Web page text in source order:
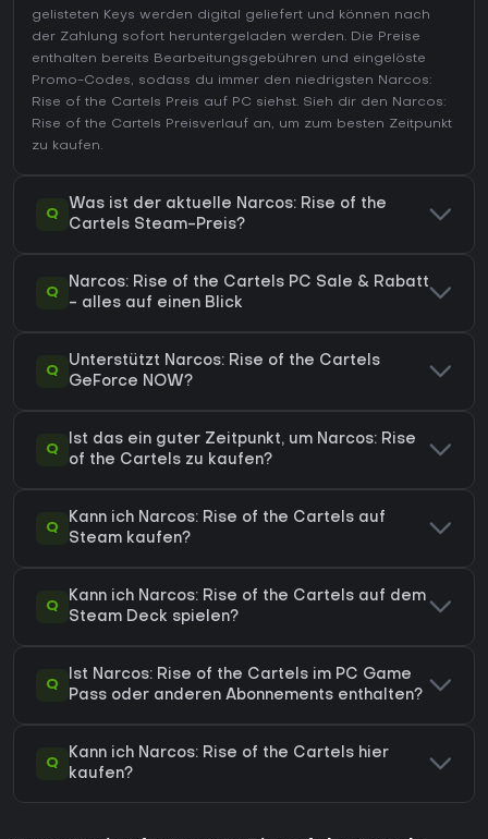
gelisteten Keys werden digital geliefert und können nach
der Zahlung sofort heruntergeladen werden. Die Preise
enthalten bereits Bearbeitungsgebühren und eingelöste
Promo-Codes, sodass du immer den niedrigsten Narcos:
Rise of the Cartels Preis auf PC siehst. Sieh dir den Narcos:
Rise of the Cartels Preisverlauf an, um zum besten Zeitpunkt
zu kaufen.
Q
Was ist der aktuelle Narcos: Rise of the
Cartels Steam-Preis?
Q
Narcos: Rise of the Cartels PC Sale & Rabatt
- alles auf einen Blick
Q
Unterstützt Narcos: Rise of the Cartels
GeForce NOW?
Q
Ist das ein guter Zeitpunkt, um Narcos: Rise
of the Cartels zu kaufen?
Q
Kann ich Narcos: Rise of the Cartels auf
Steam kaufen?
Q
Kann ich Narcos: Rise of the Cartels auf dem
Steam Deck spielen?
Q
Ist Narcos: Rise of the Cartels im PC Game
Pass oder anderen Abonnements enthalten?
Q
Kann ich Narcos: Rise of the Cartels hier
kaufen?